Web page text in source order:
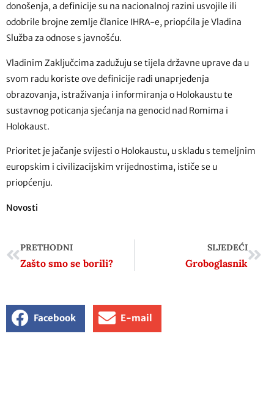
donošenja, a definicije su na nacionalnoj razini usvojile ili
odobrile brojne zemlje članice IHRA-e, priopćila je Vladina
Služba za odnose s javnošću.
Vladinim Zaključcima zadužuju se tijela državne uprave da u
svom radu koriste ove definicije radi unaprjeđenja
obrazovanja, istraživanja i informiranja o Holokaustu te
sustavnog poticanja sjećanja na genocid nad Romima i
Holokaust.
Prioritet je jačanje svijesti o Holokaustu, u skladu s temeljnim
europskim i civilizacijskim vrijednostima, ističe se u
priopćenju.
Novosti
PRETHODNI
Zašto smo se borili?
SLJEDEĆI
Groboglasnik
Facebook E-mail